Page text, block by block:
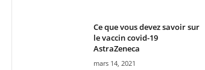
Ce que vous devez savoir sur
le vaccin covid-19
AstraZeneca
mars 14, 2021